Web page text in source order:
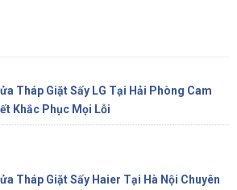
Tháp Giặt Sấy LG Tại Hải Phòng Cam
Khắc Phục Mọi Lỗi
Tháp Giặt Sấy Haier Tại Hà Nội Chuyên